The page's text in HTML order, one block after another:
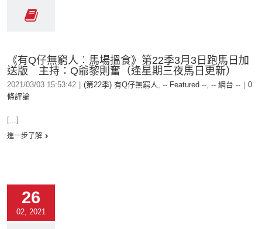
《有Q仔無窮人︰馬場搵食》第22季3月3日跑馬日加
送版 主持：Q爺黎則奮（逢星期三夜馬日更新）
2021/03/03 15:53:42 (第22季) 有Q仔無窮人, -- Featured --, -- 網台 --
0
條評論
[...]
進一步了解
26
02, 2021